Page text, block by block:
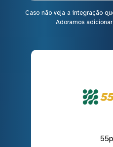
Caso não veja a integração
Adoramos